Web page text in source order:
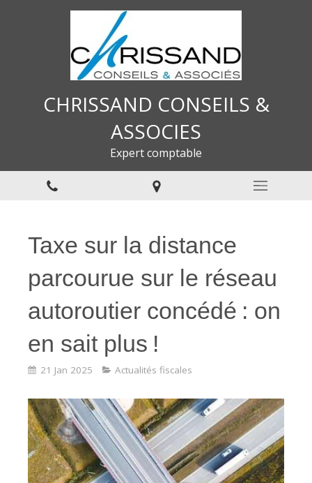
CHRISSAND CONSEILS &
ASSOCIES
Expert comptable
Taxe sur la distance
parcourue sur le réseau
autoroutier concédé : on
en sait plus !
21 Jan 2025 Actualités fiscales